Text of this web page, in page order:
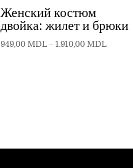
Женский костюм
двойка: жилет и брюки
949,00MDL – 1.910,00MDLДиапазон